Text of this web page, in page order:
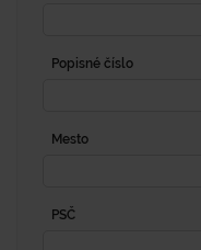
Popisné číslo
Mesto
PSČ